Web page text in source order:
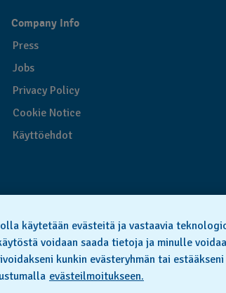
Company Info
Press
Jobs
Privacy Policy
Cookie Notice
Käyttöehdot
© 2026 FLIK FLAK, A DIVISION
käytetään evästeitä ja vastaavia
voidaan saada tietoja ja minulle
kunkin evästeryhmän tai
evästeilmoitukseen.